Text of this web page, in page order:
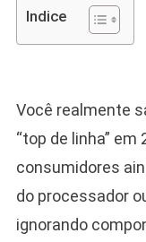
Indice
Você realmente
“top de linha” em
consumidores
do processador
ignorando